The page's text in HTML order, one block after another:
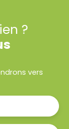
?
vers